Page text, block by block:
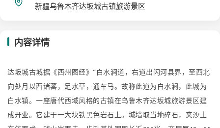
新疆乌鲁木齐达坂城古镇旅游景区
内容详情
达坂城古城据《西州图经》 “白水涧道，右道出闪河县界，至西北
向处月以西诸蕃，足水草，通车马。故称此道为白水涧，此城为
白水镇。一座唐代西域风格的古镇在乌鲁木齐达坂城旅游景区建
成开业。它建于一大块铁黑色岩石上。城墙取当地碎石，夹沙土